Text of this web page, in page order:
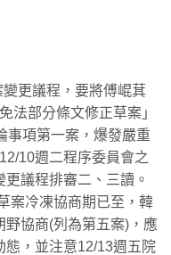
更議程，要將傅崐萁
法部分條文修正草案」
事項第一案，爆發嚴重
10週二程序委員會之
議程排審二、三讀。
案冷凍協商期已至，韓
野協商(列為第五案)，應
態，並注意12/13週五院